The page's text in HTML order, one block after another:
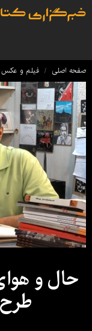
صفحه اصلی فیلم و عکس
حال و
طرح